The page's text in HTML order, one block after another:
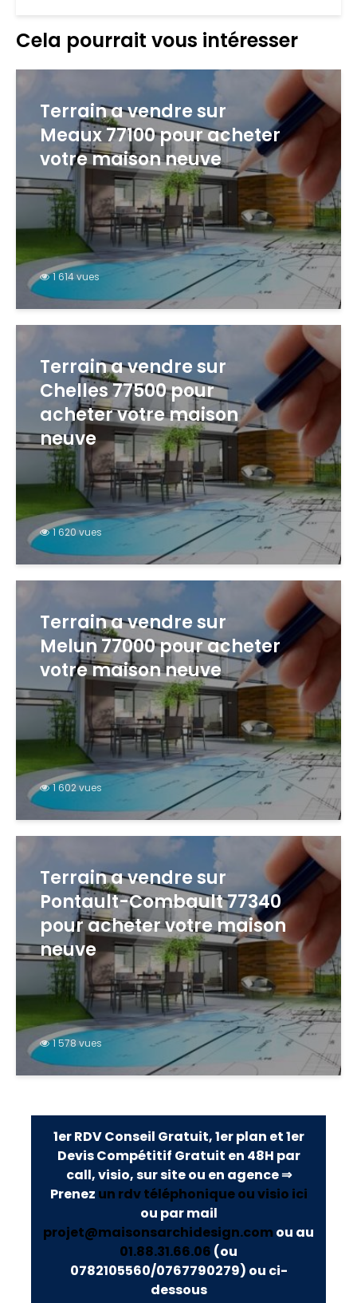
Cela pourrait vous intéresser
Terrain a vendre sur
Meaux 77100 pour acheter
votre maison neuve
1 614 vues
Terrain a vendre sur
Chelles 77500 pour
acheter votre maison
neuve
1 620 vues
Terrain a vendre sur
Melun 77000 pour acheter
votre maison neuve
1 602 vues
Terrain a vendre sur
Pontault-Combault 77340
pour acheter votre maison
neuve
1 578 vues
1er RDV Conseil Gratuit, 1er plan et 1er
Devis Compétitif Gratuit en 48H par
call, visio, sur site ou en agence ⇒
Prenez un rdv téléphonique ou visio ici
ou par mail
projet@maisonsarchidesign.com ou au
01.88.31.66.06 (ou
0782105560/0767790279) ou ci-
dessous